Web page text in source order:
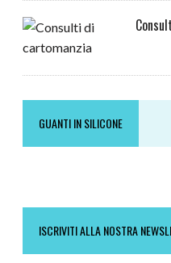
GUANTI IN SILICONE
ISCRIVITI ALLA NOSTRA